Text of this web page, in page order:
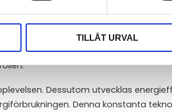
TILLÅT URVAL
hur vi reglerar
baserat på individuella preferenser.
Dessutom utvecklas
Denna konstanta